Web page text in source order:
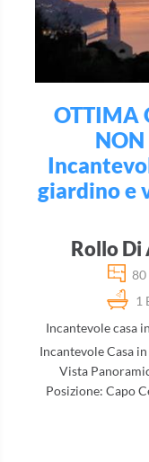
OTTIMA
giardino e
Rollo Di
80
1
Incantevole casa
Incantevole Casa
Vista
Posizione: Capo